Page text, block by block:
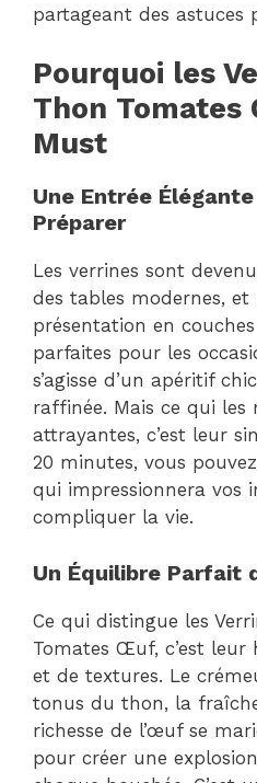
partageant des astuces
Pourquoi les
Thon
Must
Une Entrée
Préparer
Les verrines sont
des tables modernes, et
présentation en
parfaites pour les
s’agisse d’un apéritif
raffinée. Mais ce qui les
attrayantes, c’est leur
20 minutes, vous
qui impressionnera vos
compliquer la vie.
Un Équilibre Parfait
Ce qui distingue les
Tomates Œuf, c’est leur
et de textures. Le
tonus du thon, la
richesse de l’œuf se
pour créer une